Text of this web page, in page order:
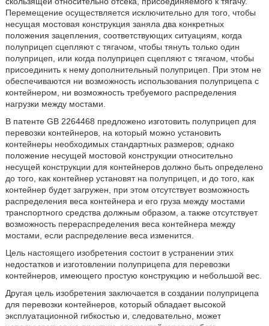
Перемещение осуществляется исключительно для того, чтобы
несущая мостовая конструкция заняла два конкретных
положения зацепления, соответствующих ситуациям, когда
полуприцеп сцепляют с тягачом, чтобы тянуть только один
полуприцеп, или когда полуприцеп сцепляют с тягачом, чтобы
присоединить к нему дополнительный полуприцеп. При этом не
обеспечиваются ни возможность использования полуприцепа с
контейнером, ни возможность требуемого распределения
нагрузки между мостами.
В патенте GB 2264468 предложено изготовить полуприцеп для
перевозки контейнеров, на который можно установить
контейнеры необходимых стандартных размеров; однако
положение несущей мостовой конструкции относительно
несущей конструкции для контейнеров должно быть определено
до того, как контейнер установят на полуприцеп, и до того, как
контейнер будет загружен, при этом отсутствует возможность
распределения веса контейнера и его груза между мостами
транспортного средства должным образом, а также отсутствует
возможность перераспределения веса контейнера между
мостами, если распределение веса изменится.
Цель настоящего изобретения состоит в устранении этих
недостатков и изготовлении полуприцепа для перевозки
контейнеров, имеющего простую конструкцию и небольшой вес.
Другая цель изобретения заключается в создании полуприцепа
для перевозки контейнеров, который обладает высокой
эксплуатационной гибкостью и, следовательно, может